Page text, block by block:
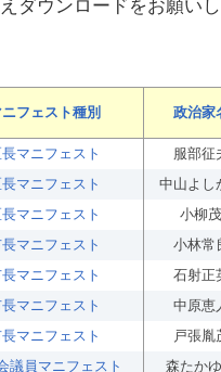
ダウンロードをお願いし
ニフェスト種別 政治家
長マニフェスト 服部征
長マニフェスト 中山よし
長マニフェスト 小柳茂
マニフェスト 小林常
マニフェスト 石射正
マニフェスト 中原恵
マニフェスト 戸張胤
議員マニフェスト 森たか